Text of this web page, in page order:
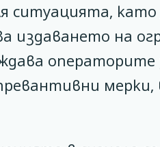
ситуацията, като
издаването на
мерки,